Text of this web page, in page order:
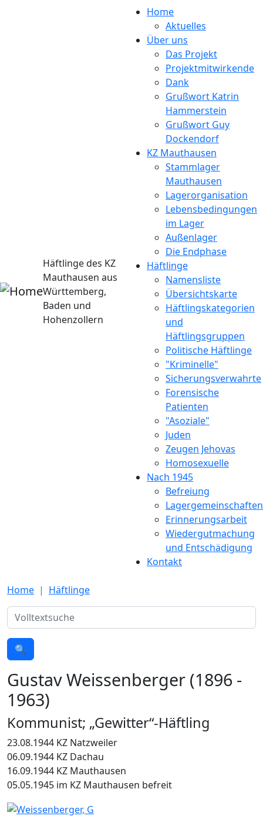
Häftlinge des KZ
Mauthausen aus
Württemberg,
Baden und
Hohenzollern
Home
Aktuelles
Über uns
Das Projekt
Projektmitwirkende
Dank
Grußwort Katrin
Hammerstein
Grußwort Guy
Dockendorf
KZ Mauthausen
Stammlager
Mauthausen
Lagerorganisation
Lebensbedingungen
im Lager
Außenlager
Die Endphase
Häftlinge
Namensliste
Übersichtskarte
Häftlingskategorien
und
Häftlingsgruppen
Politische Häftlinge
"Kriminelle"
Sicherungsverwahrte
Forensische
Patienten
"Asoziale"
Juden
Zeugen Jehovas
Homosexuelle
Nach 1945
Befreiung
Lagergemeinschaften
Erinnerungsarbeit
Wiedergutmachung
und Entschädigung
Kontakt
Home
Häftlinge
Suche
🔍
Gustav Weissenberger (1896 -
1963)
Kommunist; „Gewitter“-Häftling
23.08.1944 KZ Natzweiler
06.09.1944 KZ Dachau
16.09.1944 KZ Mauthausen
05.05.1945 im KZ Mauthausen befreit
Image